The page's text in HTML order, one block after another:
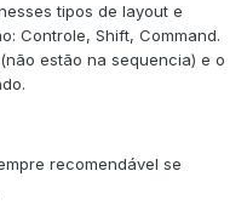
tipos de layout e
Controle, Shift, Command.
estão na sequencia) e o
recomendável se